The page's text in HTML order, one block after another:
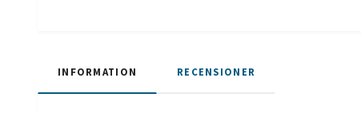
INFORMATION RECENSIONER